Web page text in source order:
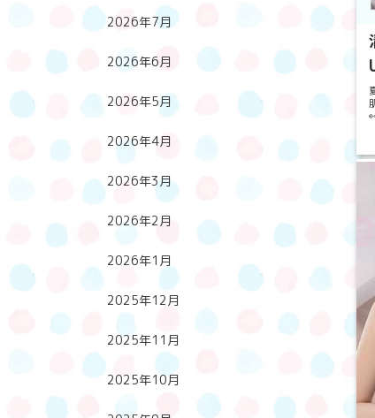
2026年7月
2026年6月
2026年5月
2026年4月
2026年3月
2026年2月
2026年1月
2025年12月
2025年11月
2025年10月